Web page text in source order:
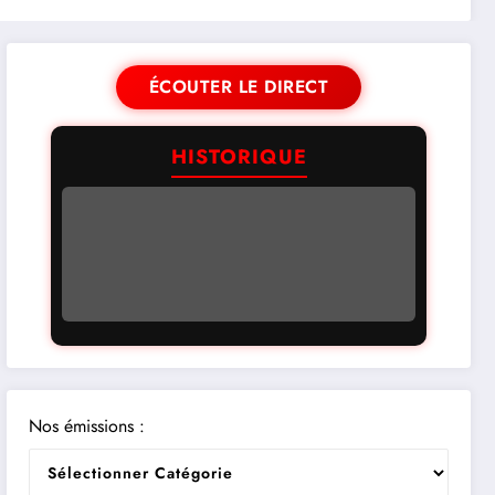
ÉCOUTER LE DIRECT
HISTORIQUE
Nos émissions :